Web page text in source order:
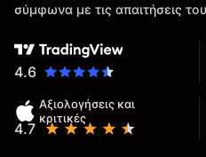
σύμφωνα με τις απαιτήσεις
4.6
Αξιολογήσεις και
κριτικές
4.7